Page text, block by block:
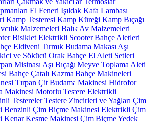
Çakmak ve Yakıcılar Termoslar
El Feneri Işıldak Kafa Lambası
Kamp Testeresi Kamp Küreği Kamp Bıçağı
Malzemeleri Balık Av Malzemeleri
Bisiklet Elektrikli Scooter Bahçe Aletleri
Eldiveni Tırmık Budama Makası Aşı
ve Sökücü Orak Bahçe El Aleti Setleri
Misinası Aşı Bıçağı Meyve Toplama Aleti
Bahçe Çatalı Kazma Bahçe Makineleri
Tırpan Çit Budama Makinesi Hidrofor
Makinesi Motorlu Testere Elektrikli
Testereler Testere Zincirleri ve Yağları Çim
Benzinli Çim Biçme Makinesi Elektrikli Çim
Kenar Kesme Makinesi Çim Biçme Yedek